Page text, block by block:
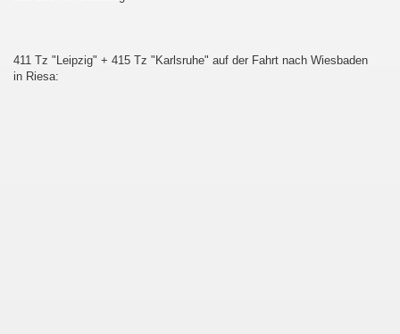
411 Tz "Leipzig" + 415 Tz "Karlsruhe" auf der Fahrt nach Wiesbaden
in Riesa:
Niebüll